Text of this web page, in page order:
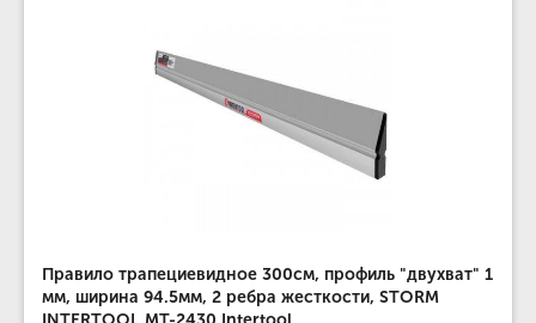
Правило трапециевидное 300см, профиль "двухват" 1
мм, ширина 94.5мм, 2 ребра жесткости, STORM